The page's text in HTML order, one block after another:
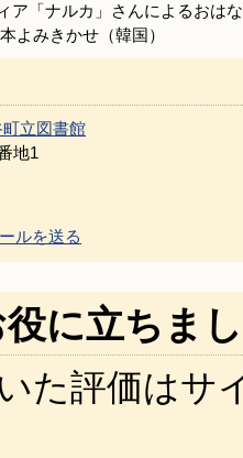
「ナルカ」さんによるおは
よみきかせ（韓国）
立図書館
地1
ルを送る
に立ちま
た評価はサ